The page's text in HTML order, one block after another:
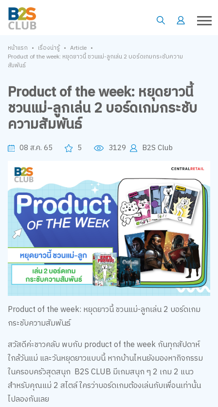
หน้าแรก • เรื่องน่ารู้ • Article •
Product of the week: หยุดยาวนี้ ชวนแม่-ลูกเล่น 2 บอร์ดเกมกระชับความ
สัมพันธ์
Product of the week: หยุดยาวนี้
ชวนแม่-ลูกเล่น 2 บอร์ดเกมกระชับ
ความสัมพันธ์
08 ส.ค. 65 5 3129 B2S Club
Product of the week: หยุดยาวนี้ ชวนแม่-ลูกเล่น 2 บอร์ดเกม
กระชับความสัมพันธ์
สวัสดีค่ะชาวคลับ พบกับ product of the week กันทุกสัปดาห์
ใกล้วันแม่ และวันหยุดยาวแบบนี้ หากบ้านไหนยังมองหากิจกรรม
ในครอบครัวสุดสนุก B2S CLUB มีเกมสนุก ๆ 2 เกม 2 แนว
สำหรับคุณแม่ 2 สไตล์ ใครว่าบอร์ดเกมต้องเล่นกับเพื่อนเท่านั้น
ไปลองกันเลย